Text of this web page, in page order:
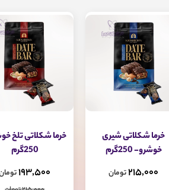
خرما شکلاتی تلخ خوشرو-
250گرم
193,500تومان
خرما شکلاتی
خوشرو- 250گرم
215,000 تومان